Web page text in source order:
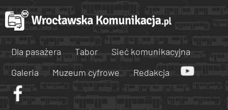
Dla pasażera Tabor
Sieć komunikacyjna
Galeria
Muzeum cyfrowe Redakcja